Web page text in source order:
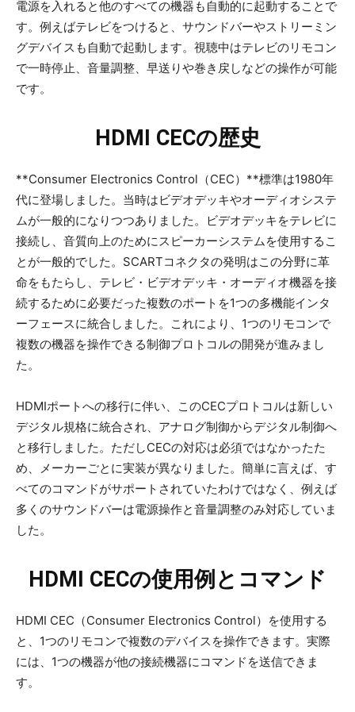
電源を入れると他のすべての機器も自動的に起動することで
す。例えばテレビをつけると、サウンドバーやストリーミン
グデバイスも自動で起動します。視聴中はテレビのリモコン
で一時停止、音量調整、早送りや巻き戻しなどの操作が可能
です。
HDMI CECの歴史
**Consumer Electronics Control（CEC）**標準は1980年
代に登場しました。当時はビデオデッキやオーディオシステ
ムが一般的になりつつありました。ビデオデッキをテレビに
接続し、音質向上のためにスピーカーシステムを使用するこ
とが一般的でした。SCARTコネクタの発明はこの分野に革
命をもたらし、テレビ・ビデオデッキ・オーディオ機器を接
続するために必要だった複数のポートを1つの多機能インタ
ーフェースに統合しました。これにより、1つのリモコンで
複数の機器を操作できる制御プロトコルの開発が進みまし
た。
HDMIポートへの移行に伴い、このCECプロトコルは新しい
デジタル規格に統合され、アナログ制御からデジタル制御へ
と移行しました。ただしCECの対応は必須ではなかったた
め、メーカーごとに実装が異なりました。簡単に言えば、す
べてのコマンドがサポートされていたわけではなく、例えば
多くのサウンドバーは電源操作と音量調整のみ対応していま
した。
HDMI CECの使用例とコマンド
HDMI CEC（Consumer Electronics Control）を使用する
と、1つのリモコンで複数のデバイスを操作できます。実際
には、1つの機器が他の接続機器にコマンドを送信できま
す。